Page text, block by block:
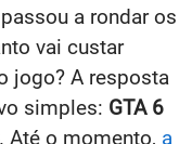
a rondar os
vai custar
jogo? A resposta
simples: GTA 6
. Até o momento, a